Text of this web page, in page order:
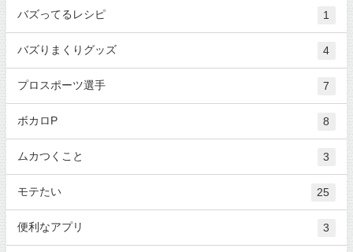
バズってるレシピ 1
バズりまくりグッズ 4
プロスポーツ選手 7
ボカロP 8
ムカつくこと 3
モテたい 25
便利なアプリ 3